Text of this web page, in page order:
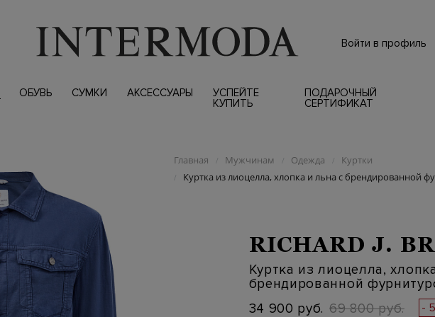
Войти в профиль
ОБУВЬ СУМКИ АКСЕССУАРЫ
УСПЕЙТЕ
КУПИТЬ
ПОДАРОЧНЫЙ
СЕРТИФИКАТ
Главная / Мужчинам / Одежда / Куртки
/ Куртка из лиоцелла, хлопка и льна с брендированной
RICHARD J.
Куртка из лиоцелла,
брендированной
34 900 руб. 69 800 руб. -